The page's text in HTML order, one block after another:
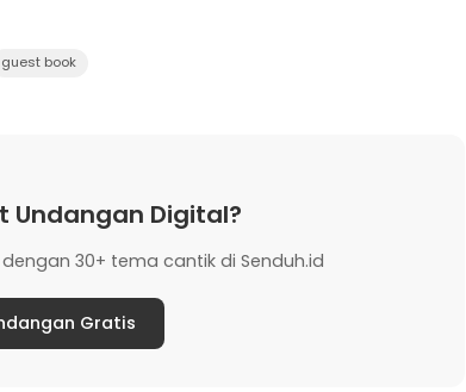
guest book
Undangan Digital?
30+ tema cantik di Senduh.id
Gratis